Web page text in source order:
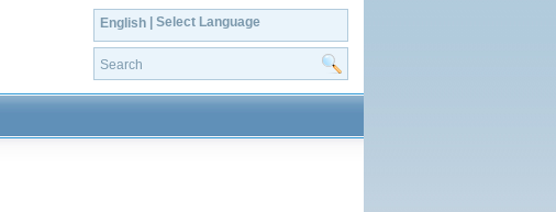
English | Select Language